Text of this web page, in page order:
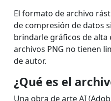
El formato de archivo
de compresión de datos
brindarle gráficos de alta
archivos PNG no tienen
de autor.
¿Qué es el
Una obra de arte AI